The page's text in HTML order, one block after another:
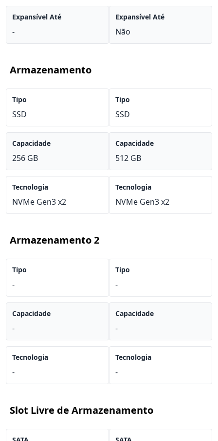
Expansível Até
-
Expansível Até
Não
Armazenamento
Tipo
SSD
Capacidade
256 GB
Tecnologia
NVMe Gen3 x2
Tipo
SSD
Capacidade
512 GB
Tecnologia
NVMe Gen3 x2
Armazenamento 2
Tipo
-
Capacidade
-
Tecnologia
-
Tipo
-
Capacidade
-
Tecnologia
-
Slot Livre de Armazenamento